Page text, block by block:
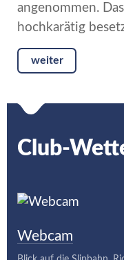
angenommen.
hochkarätig
weiter
Club-
Webcam